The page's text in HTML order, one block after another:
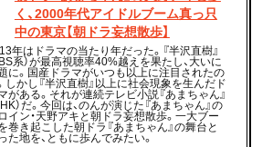
く、2000年代アイドルブーム真っ只
中の東京【朝ドラ妄想散歩】
年はドラマの当たり年だった。『半沢直樹』
系）が最高視聴率40%越えを果たし、大いに
に。国産ドラマがいつも以上に注目されたの
しかし『半沢直樹』以上に社会現象を生んだド
がある。それが連続テレビ小説『あまちゃん』
）だ。今回は、のんが演じた『あまちゃん』の
イン・天野アキと朝ドラ妄想散歩。一大ブー
巻き起こした朝ドラ『あまちゃん』の舞台と
た地を、ともに歩んでみたい。